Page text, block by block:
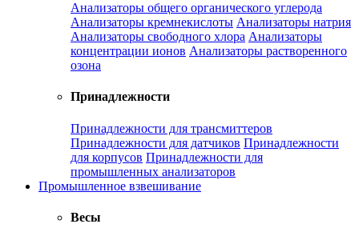
Анализаторы общего органического углерода
Анализаторы кремнекислоты Анализаторы натрия
Анализаторы свободного хлора Анализаторы
концентрации ионов Анализаторы растворенного
озона
Принадлежности
Принадлежности для трансмиттеров
Принадлежности для датчиков Принадлежности
для корпусов Принадлежности для
промышленных анализаторов
Промышленное взвешивание
Весы